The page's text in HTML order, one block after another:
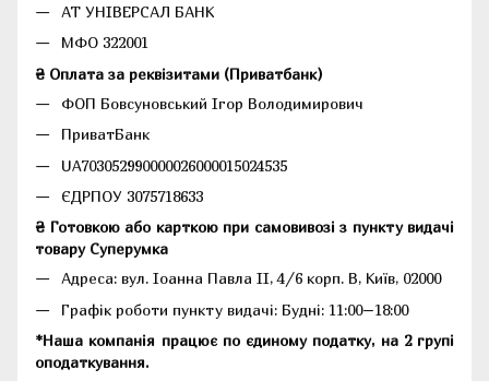
АТ УНІВЕРСАЛ БАНК
МФО 322001
₴ Оплата за реквізитами (Приватбанк)
ФОП Бовсуновський Ігор Володимирович
ПриватБанк
UA703052990000026000015024535
ЄДРПОУ 3075718633
₴ Готовкою або карткою при самовивозі з пункту видачі
товару Суперумка
Адреса: вул. Іоанна Павла II, 4/6 корп. В, Київ, 02000
Графік роботи пункту видачі: Будні: 11:00–18:00
*Наша компанія працює по єдиному податку, на 2 групі
оподаткування.